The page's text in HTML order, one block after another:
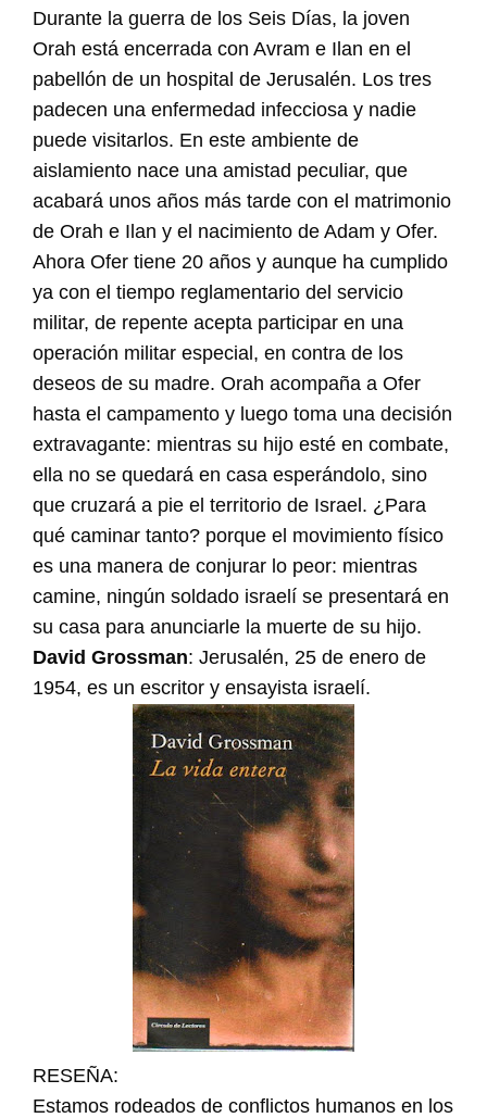
Durante la guerra de los Seis Días, la joven
Orah está encerrada con Avram e Ilan en el
pabellón de un hospital de Jerusalén. Los tres
padecen una enfermedad infecciosa y nadie
puede visitarlos. En este ambiente de
aislamiento nace una amistad peculiar, que
acabará unos años más tarde con el matrimonio
de Orah e Ilan y el nacimiento de Adam y Ofer.
Ahora Ofer tiene 20 años y aunque ha cumplido
ya con el tiempo reglamentario del servicio
militar, de repente acepta participar en una
operación militar especial, en contra de los
deseos de su madre. Orah acompaña a Ofer
hasta el campamento y luego toma una decisión
extravagante: mientras su hijo esté en combate,
ella no se quedará en casa esperándolo, sino
que cruzará a pie el territorio de Israel. ¿Para
qué caminar tanto? porque el movimiento físico
es una manera de conjurar lo peor: mientras
camine, ningún soldado israelí se presentará en
su casa para anunciarle la muerte de su hijo.
David Grossman: Jerusalén, 25 de enero de
1954, es un escritor y ensayista israelí.
RESEÑA:
Estamos rodeados de conflictos humanos en los